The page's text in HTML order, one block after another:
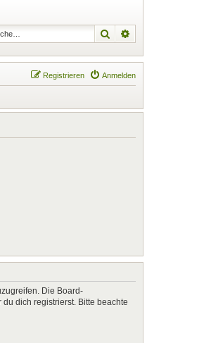
Suche
Anmelden
Registrieren
Die Board-
dich registrierst. Bitte beachte